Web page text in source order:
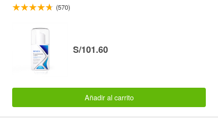
(570)
S/101.60
Añadir al carrito